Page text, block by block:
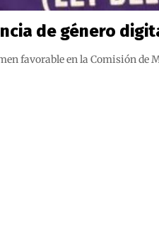
de género
favorable en la Comisión